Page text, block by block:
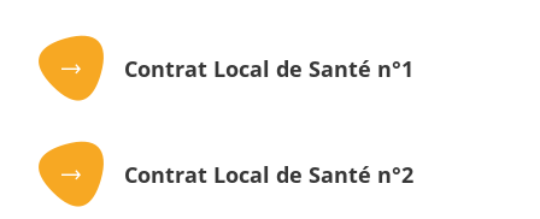
Contrat Local de Santé n°1
Contrat Local de Santé n°2